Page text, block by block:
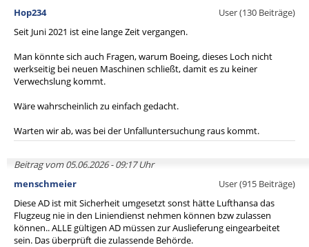
Hop234
User (130 Beiträge)
Seit Juni 2021 ist eine lange Zeit vergangen.
Man könnte sich auch Fragen, warum Boeing, dieses Loch nicht
werkseitig bei neuen Maschinen schließt, damit es zu keiner
Verwechslung kommt.
Wäre wahrscheinlich zu einfach gedacht.
Warten wir ab, was bei der Unfalluntersuchung raus kommt.
Beitrag vom 05.06.2026 - 09:17 Uhr
menschmeier
User (915 Beiträge)
Diese AD ist mit Sicherheit umgesetzt sonst hätte Lufthansa das
Flugzeug nie in den Liniendienst nehmen können bzw zulassen
können.. ALLE gültigen AD müssen zur Auslieferung eingearbeitet
sein. Das überprüft die zulassende Behörde.